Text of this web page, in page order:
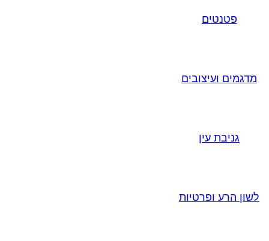
פטנטים
מדגמים ועיצובים
גניבת עין
לשון הרע ופרטיות